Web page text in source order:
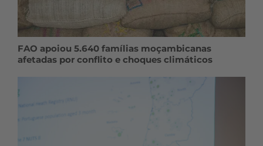
FAO apoiou 5.640 famílias moçambicanas
afetadas por conflito e choques climáticos